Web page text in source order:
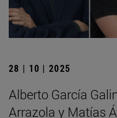
28 | 10 | 2025
Alberto García
Arrazola y Matías